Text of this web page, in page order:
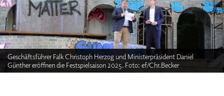
Geschäftsführer Falk Christoph Herzog und Ministerpräsident Daniel
Günther eröffnen die Festspielsaison 2025. Foto: ef/Chr.Becker